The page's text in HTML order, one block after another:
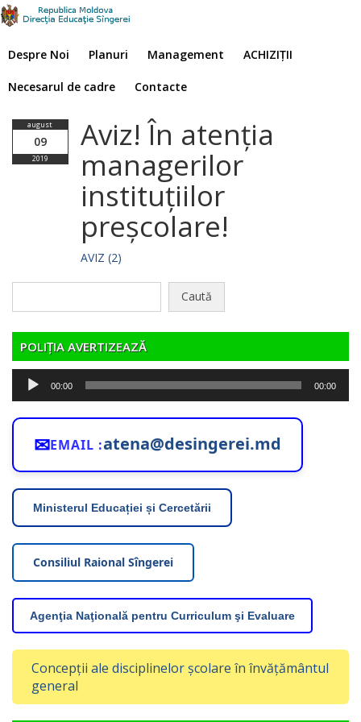
Despre Noi Planuri Management ACHIZIȚII
Necesarul de cadre Contacte
august
09
2019
Aviz! În atenția
managerilor
instituțiilor
preșcolare!
AVIZ (2)
POLIȚIA AVERTIZEAZĂ
Player
audio
00:00 00:00
✉EMAIL :atena@desingerei.md
Ministerul Educației și Cercetării
Consiliul Raional Sîngerei
Agenţia Naţională pentru Curriculum şi Evaluare
Concepții ale disciplinelor școlare în învățământul
general